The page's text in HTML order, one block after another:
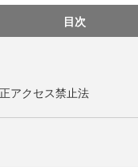
目次
アクセス禁止法